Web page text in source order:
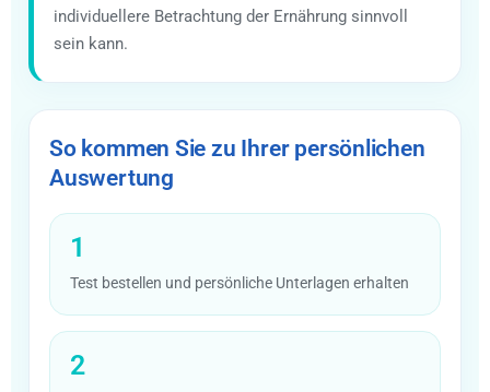
individuellere Betrachtung der Ernährung sinnvoll
sein kann.
So kommen Sie zu Ihrer persönlichen
Auswertung
1
Test bestellen und persönliche Unterlagen erhalten
2